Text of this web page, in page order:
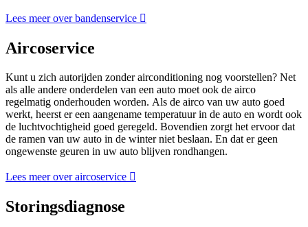
Lees meer over bandenservice
Aircoservice
Kunt u zich autorijden zonder airconditioning nog voorstellen? Net
als alle andere onderdelen van een auto moet ook de airco
regelmatig onderhouden worden. Als de airco van uw auto goed
werkt, heerst er een aangename temperatuur in de auto en wordt ook
de luchtvochtigheid goed geregeld. Bovendien zorgt het ervoor dat
de ramen van uw auto in de winter niet beslaan. En dat er geen
ongewenste geuren in uw auto blijven rondhangen.
Lees meer over aircoservice
Storingsdiagnose